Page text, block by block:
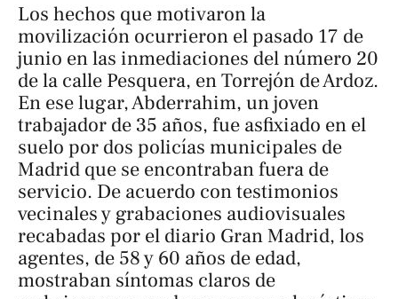
Los hechos que motivaron la
movilización ocurrieron el pasado 17 de
junio en las inmediaciones del número 20
de la calle Pesquera, en Torrejón de Ardoz.
En ese lugar, Abderrahim, un joven
trabajador de 35 años, fue asfixiado en el
suelo por dos policías municipales de
Madrid que se encontraban fuera de
servicio. De acuerdo con testimonios
vecinales y grabaciones audiovisuales
recabadas por el diario Gran Madrid, los
agentes, de 58 y 60 años de edad,
mostraban síntomas claros de